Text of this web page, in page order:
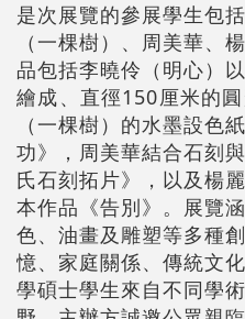
是次展覽的參展學生包
（一棵樹）、周美華、
品包括李曉伶（明心）
繪成、直徑150厘米的
（一棵樹）的水墨設色
功》，周美華結合石刻
氏石刻拓片》，以及楊
本作品《告別》。展覽
色、油畫及雕塑等多種
憶、家庭關係、傳統文
學碩士學生來自不同學